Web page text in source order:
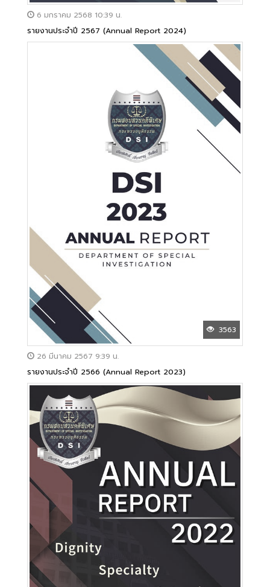
6 มกราคม 2568 10:39 น.
รายงานประจำปี 2567 (Annual Report 2024)
3563
26 มีนาคม 2567 9:39 น.
รายงานประจำปี 2566 (Annual Report 2023)